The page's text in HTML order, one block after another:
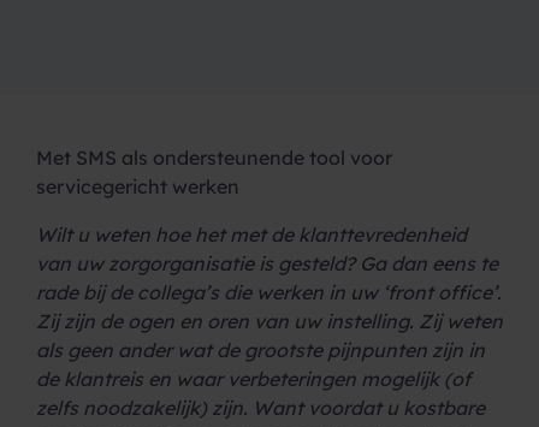
Met SMS als ondersteunende tool voor
servicegericht werken
Wilt u weten hoe het met de klanttevredenheid
van uw zorgorganisatie is gesteld? Ga dan eens te
rade bij de collega’s die werken in uw ‘front office’.
Zij zijn de ogen en oren van uw instelling. Zij weten
als geen ander wat de grootste pijnpunten zijn in
de klantreis en waar verbeteringen mogelijk (of
zelfs noodzakelijk) zijn. Want voordat u kostbare